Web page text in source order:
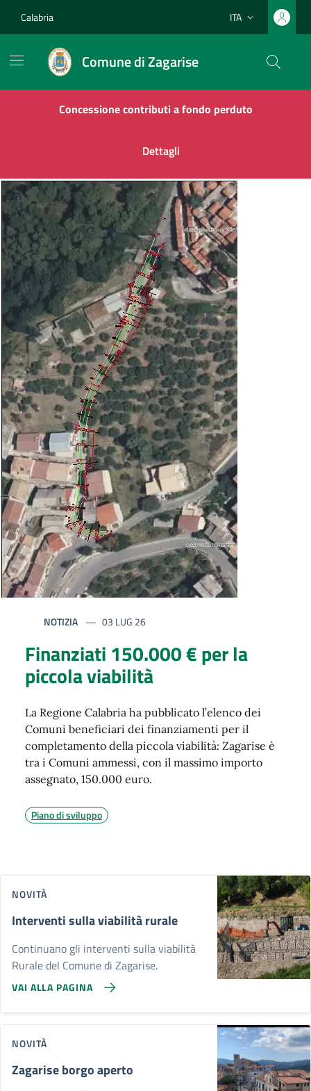
Calabria Lingua attiva:
ITA
Comune di Zagarise
Comune di Zagarise
Contenuti in evidenza
Concessione contributi a fondo perduto
Dettagli
Novità in evidenza
NOTIZIA 03 LUG 26
Finanziati 150.000 € per la
piccola viabilità
La Regione Calabria ha pubblicato l’elenco dei
Comuni beneficiari dei finanziamenti per il
completamento della piccola viabilità: Zagarise è
tra i Comuni ammessi, con il massimo importo
assegnato, 150.000 euro.
Piano di sviluppo
NOVITÀ
Interventi sulla viabilità rurale
Continuano gli interventi sulla viabilità
Rurale del Comune di Zagarise.
VAI ALLA PAGINA
NOVITÀ
Zagarise borgo aperto